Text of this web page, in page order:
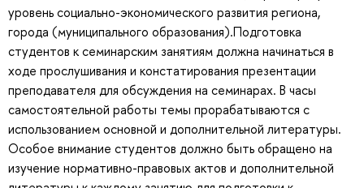
уровень социально-экономического развития региона,
города (муниципального образования).Подготовка
студентов к семинарским занятиям должна начинаться в
ходе прослушивания и констатирования презентации
преподавателя для обсуждения на семинарах. В часы
самостоятельной работы темы прорабатываются с
использованием основной и дополнительной литературы.
Особое внимание студентов должно быть обращено на
изучение нормативно-правовых актов и дополнительной